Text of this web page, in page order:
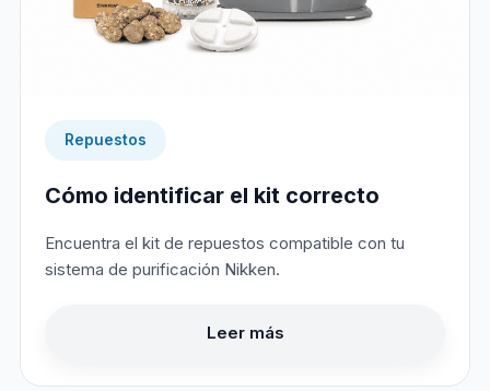
Repuestos
Cómo identificar el kit correcto
Encuentra el kit de repuestos compatible con tu
sistema de purificación Nikken.
Leer más